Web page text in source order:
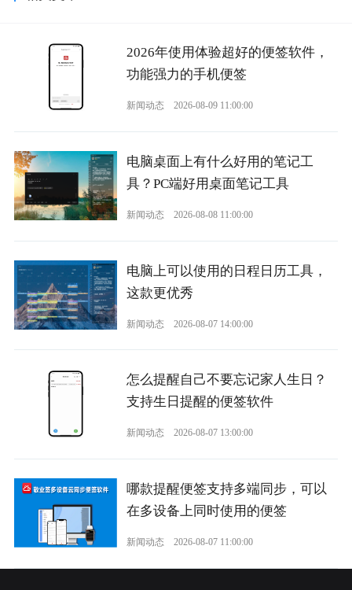
2026年使用体验超好的便签软件，
功能强力的手机便签
新闻动态 2026-08-09 11:00:00
电脑桌面上有什么好用的笔记工
具？PC端好用桌面笔记工具
新闻动态 2026-08-08 11:00:00
电脑上可以使用的日程日历工具，
这款更优秀
新闻动态 2026-08-07 14:00:00
怎么提醒自己不要忘记家人生日？
支持生日提醒的便签软件
新闻动态 2026-08-07 13:00:00
哪款提醒便签支持多端同步，可以
在多设备上同时使用的便签
新闻动态 2026-08-07 11:00:00